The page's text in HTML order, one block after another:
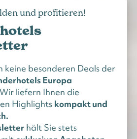
und profitieren!
keine besonderen Deals der
Europa
liefern Ihnen die
Highlights kompakt und
hält Sie stets